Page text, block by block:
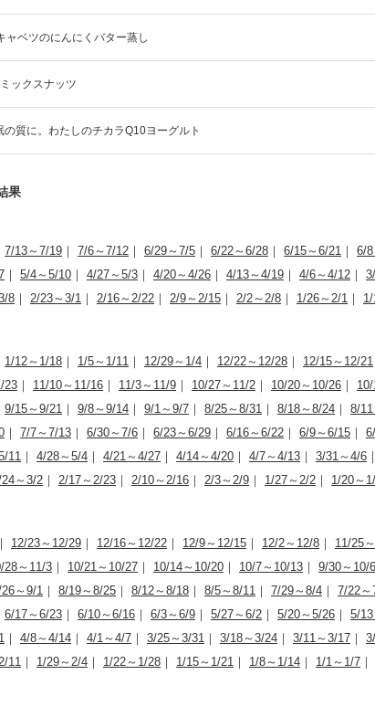
ャベツのにんにくバター蒸し
ックスナッツ
の質に。わたしのチカラQ10ヨーグルト
果
7/13～7/19 ｜ 7/6～7/12 ｜ 6/29～7/5 ｜ 6/22～6/28 ｜ 6/15～6/21 ｜ 6/
｜ 5/4～5/10 ｜ 4/27～5/3 ｜ 4/20～4/26 ｜ 4/13～4/19 ｜ 4/6～4/12 ｜
8 ｜ 2/23～3/1 ｜ 2/16～2/22 ｜ 2/9～2/15 ｜ 2/2～2/8 ｜ 1/26～2/1 ｜
1/12～1/18 ｜ 1/5～1/11 ｜ 12/29～1/4 ｜ 12/22～12/28 ｜ 12/15～12/21
23 ｜ 11/10～11/16 ｜ 11/3～11/9 ｜ 10/27～11/2 ｜ 10/20～10/26 ｜
9/15～9/21 ｜ 9/8～9/14 ｜ 9/1～9/7 ｜ 8/25～8/31 ｜ 8/18～8/24 ｜ 8/
｜ 7/7～7/13 ｜ 6/30～7/6 ｜ 6/23～6/29 ｜ 6/16～6/22 ｜ 6/9～6/15 ｜
11 ｜ 4/28～5/4 ｜ 4/21～4/27 ｜ 4/14～4/20 ｜ 4/7～4/13 ｜ 3/31～4/6 ｜
～3/2 ｜ 2/17～2/23 ｜ 2/10～2/16 ｜ 2/3～2/9 ｜ 1/27～2/2 ｜ 1/20～
｜ 12/23～12/29 ｜ 12/16～12/22 ｜ 12/9～12/15 ｜ 12/2～12/8 ｜ 11/25
28～11/3 ｜ 10/21～10/27 ｜ 10/14～10/20 ｜ 10/7～10/13 ｜ 9/30～10/6
～9/1 ｜ 8/19～8/25 ｜ 8/12～8/18 ｜ 8/5～8/11 ｜ 7/29～8/4 ｜ 7/22～
6/17～6/23 ｜ 6/10～6/16 ｜ 6/3～6/9 ｜ 5/27～6/2 ｜ 5/20～5/26 ｜ 5/
｜ 4/8～4/14 ｜ 4/1～4/7 ｜ 3/25～3/31 ｜ 3/18～3/24 ｜ 3/11～3/17 ｜
11 ｜ 1/29～2/4 ｜ 1/22～1/28 ｜ 1/15～1/21 ｜ 1/8～1/14 ｜ 1/1～1/7 ｜